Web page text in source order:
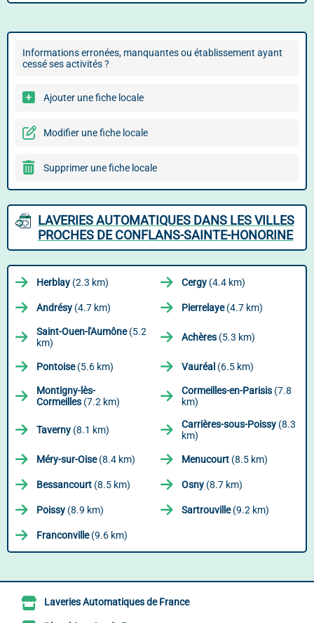
Informations erronées, manquantes ou établissement ayant
cessé ses activités ?
Ajouter une fiche locale
Modifier une fiche locale
Supprimer une fiche locale
LAVERIES AUTOMATIQUES DANS LES VILLES
PROCHES DE CONFLANS-SAINTE-HONORINE
Herblay (2.3 km) Cergy (4.4 km)
Andrésy (4.7 km) Pierrelaye(4.7 km)
Saint-Ouen-l'Aumône(5.2
km)
Achères (5.3 km)
Pontoise(5.6 km) Vauréal (6.5 km)
Montigny-lès-
Cormeilles (7.2 km)
Cormeilles-en-Parisis (7.8
km)
Taverny (8.1 km) Carrières-sous-Poissy (8.3
km)
Méry-sur-Oise(8.4 km) Menucourt (8.5 km)
Bessancourt (8.5 km) Osny (8.7 km)
Poissy (8.9 km) Sartrouville(9.2 km)
Franconville(9.6 km)
Laveries Automatiques de France